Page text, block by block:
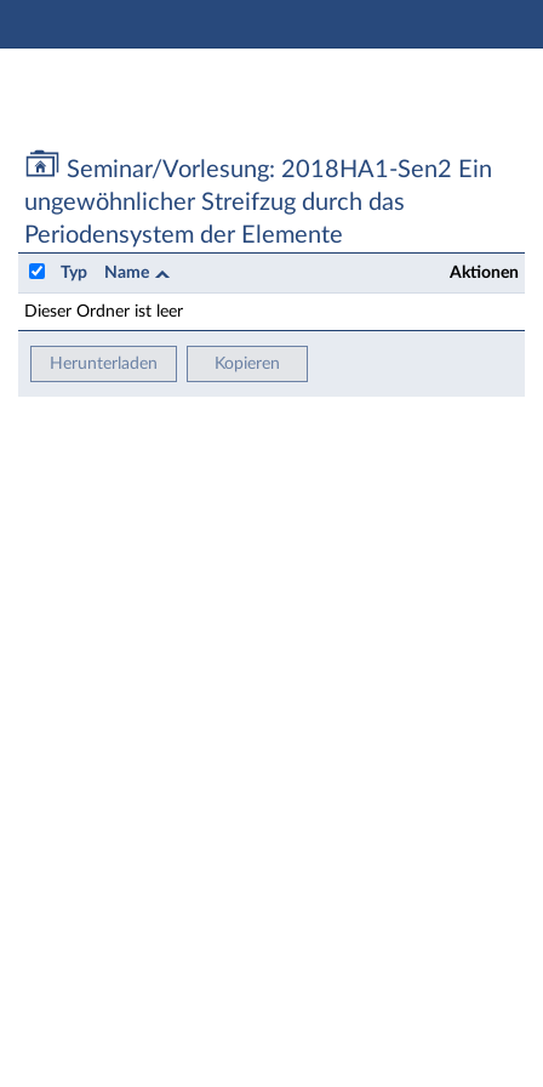
Hauptnavigation
Seminar/Vorlesung: 2018HA1-Sen2 Ein
Seminar/Vorlesung: 2018HA1-Sen2 Ein
ungewöhnlicher Streifzug durch das
Periodensystem der Elemente
Typ Name Aktionen
Dieser Ordner ist leer
Herunterladen Kopieren